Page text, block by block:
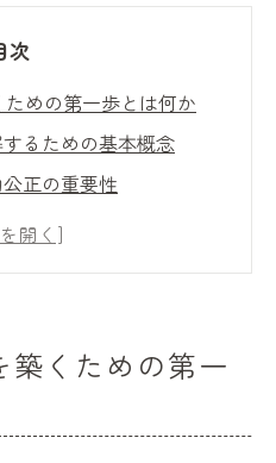
次
めの第一歩とは何か
るための基本概念
正の重要性
ンを始めるためのガイ
貢献する方法
続可能性の革新的アプ
くための第一